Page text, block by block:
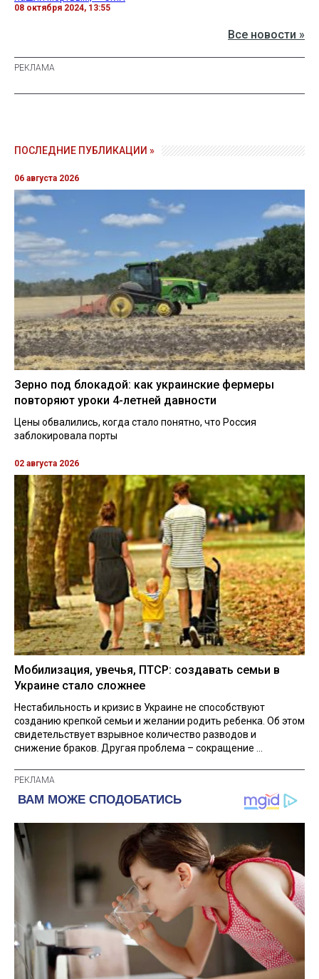
08 октября 2024, 13:55
Все новости »
ПОСЛЕДНИЕ ПУБЛИКАЦИИ »
06 августа 2026
Зерно под блокадой: как украинские фермеры
повторяют уроки 4-летней давности
Цены обвалились, когда стало понятно, что Россия
заблокировала порты
02 августа 2026
Мобилизация, увечья, ПТСР: создавать семьи в
Украине стало сложнее
Нестабильность и кризис в Украине не способствуют
созданию крепкой семьи и желании родить ребенка. Об этом
свидетельствует взрывное количество разводов и
снижение браков. Другая проблема – сокращение ...